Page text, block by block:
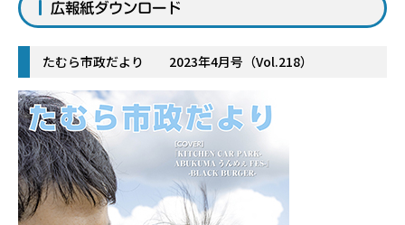
広報紙ダウンロード
たむら市政だより 2023年4月号（Vol.218）